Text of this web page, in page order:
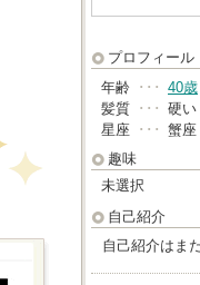
プロフィール
年齢 ･･･ 40歳
髪質 ･･･ 硬い
星座 ･･･ 蟹座
趣味
未選択
自己紹介
自己紹介はま